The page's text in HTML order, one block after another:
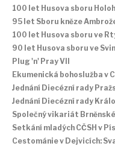
100 let Husova sboru
95 let Sboru kněze
100 let Husova sboru ve
90 let Husova sboru ve
Plug 'n' Pray VII
Ekumenická bohoslužba v
Jednání Diecézní rady
Jednání Diecézní rady
Společný vikariát
Setkání mladých CČSH v
Cestománie v Dejvicích: